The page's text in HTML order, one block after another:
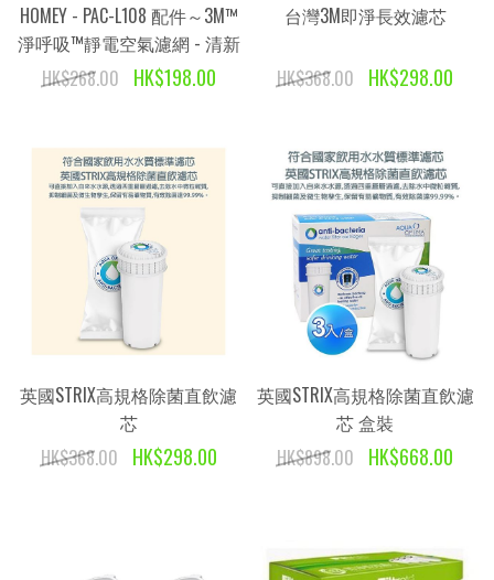
HOMEY - PAC-L108 配件～3M™
淨呼吸™靜電空氣濾網 - 清新
過濾
HK$268.00 HK$198.00
台灣3M即淨長效濾芯
HK$368.00 HK$298.00
英國STRIX高規格除菌直飲濾
芯
HK$368.00
HK$298.00
英國STRIX高規格除菌直飲濾
芯 盒裝
HK$898.00
HK$668.00